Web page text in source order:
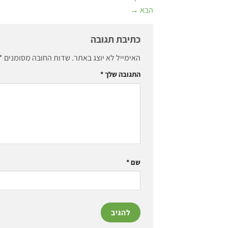
הבא →
כתיבת תגובה
האימייל לא יוצג באתר.שדות החובה מסומנים *
התגובה שלך*
שם*